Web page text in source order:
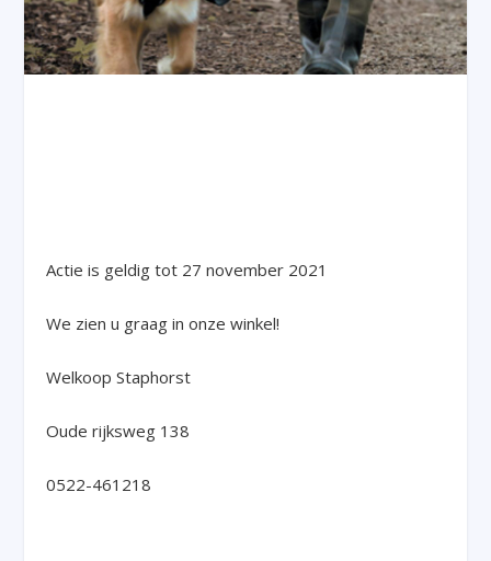
Actie is geldig tot 27 november 2021
We zien u graag in onze winkel!
Welkoop Staphorst
Oude rijksweg 138
0522-461218